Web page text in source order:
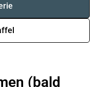
(bald